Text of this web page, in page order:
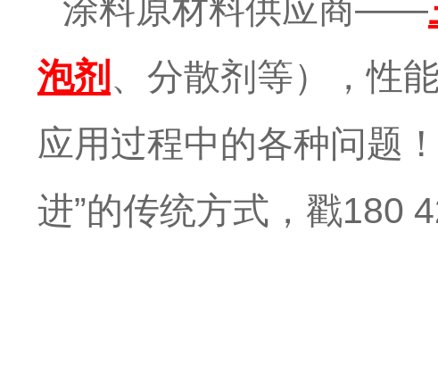
涂料原材料供应商——
泡剂 、分散剂等），性
应用过程中的各种问题！
进”的传统方式， 戳180